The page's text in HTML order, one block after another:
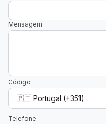
Mensagem
Código
Telefone